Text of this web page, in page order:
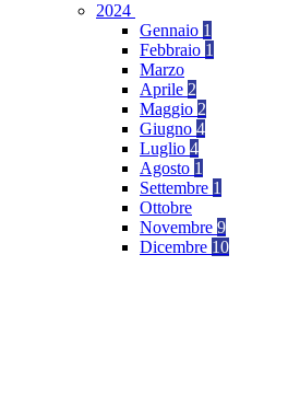
2024
Gennaio 1
Febbraio 1
Marzo
Aprile 2
Maggio 2
Giugno 4
Luglio 4
Agosto 1
Settembre 1
Ottobre
Novembre 9
Dicembre 10